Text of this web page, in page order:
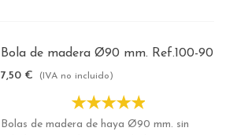
Bola de madera Ø90 mm. Ref.100-90
7,50 € (IVA no incluido)
Bolas de madera de haya Ø90 mm. sin